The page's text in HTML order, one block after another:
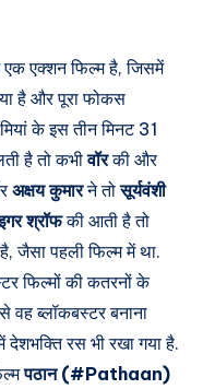
एक्शन फिल्म है, जिसमें
है और पूरा फोकस
के इस तीन मिनट 31
है तो कभीवॉरकी और
अक्षय कुमारने तोसूर्यवंशी
श्रॉफकी आती है तो
जैसा पहली फिल्म में था.
फिल्मों की कतरनों के
वह ब्लॉकबस्टर बनाना
देशभक्ति रस भी रखा गया है.
पठान (#Pathaan)